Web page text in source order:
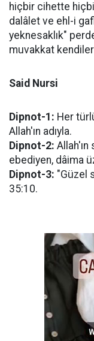
hiçbir cihette
dalâlet ve ehl-i
yeknesaklık"
muvakkat
Said Nursi
Dipnot-1: Her
Allah'ın adıyla.
Dipnot-2:
ebediyen, dâima
Dipnot-3: "Güzel
35:10.